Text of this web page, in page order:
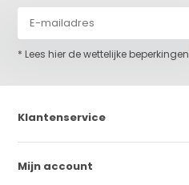
* Lees hier de wettelijke beperkingen
Klantenservice
Mijn account